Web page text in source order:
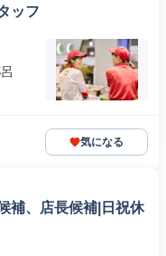
ッフ
気になる
補、店長候補|日祝休